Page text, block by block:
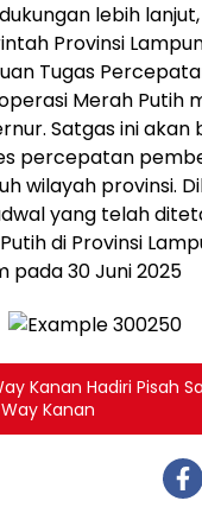
lebih
Provinsi
Tugas
Merah Putih
Satgas ini akan
percepatan
wilayah provinsi.
yang telah
di Provinsi
pada 30 Juni 2025
Kanan Hadiri Pisah
Kanan